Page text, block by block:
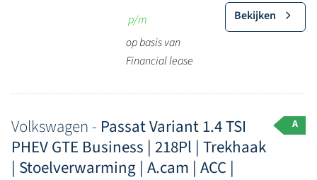
p/m
op basis van
Financial lease
Bekijken
Volkswagen - Passat Variant 1.4 TSI
PHEV GTE Business | 218Pl | Trekhaak
| Stoelverwarming | A.cam | ACC |
A